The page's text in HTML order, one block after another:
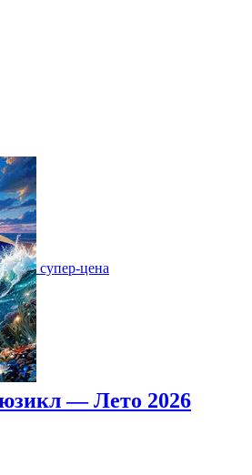
супер-цена
— Лето 2026